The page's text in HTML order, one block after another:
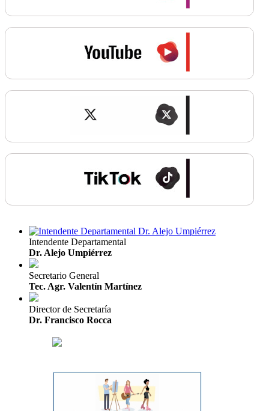
Intendente Departamental
Dr. Alejo Umpiérrez
Secretario General
Tec. Agr. Valentín Martínez
Director de Secretaría
Dr. Francisco Rocca